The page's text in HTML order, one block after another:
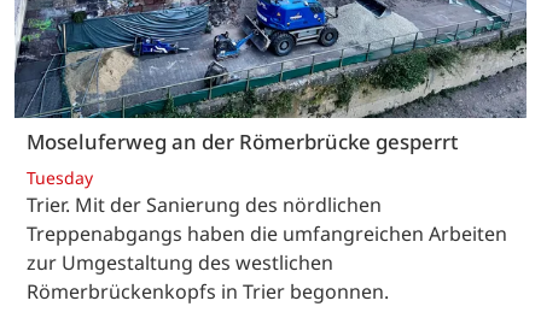
Moseluferweg an der Römerbrücke gesperrt
Tuesday
Trier. Mit der Sanierung des nördlichen
Treppenabgangs haben die umfangreichen Arbeiten
zur Umgestaltung des westlichen
Römerbrückenkopfs in Trier begonnen.